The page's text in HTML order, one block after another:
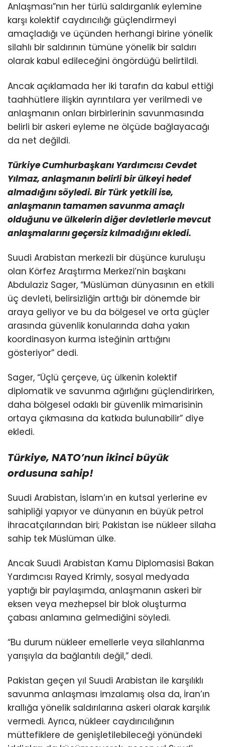
Anlaşması”nın her türlü saldırganlık eylemine
karşı kolektif caydırıcılığı güçlendirmeyi
amaçladığı ve üçünden herhangi birine yönelik
silahlı bir saldırının tümüne yönelik bir saldırı
olarak kabul edileceğini öngördüğü belirtildi.
Ancak açıklamada her iki tarafın da kabul ettiği
taahhütlere ilişkin ayrıntılara yer verilmedi ve
anlaşmanın onları birbirlerinin savunmasında
belirli bir askeri eyleme ne ölçüde bağlayacağı
da net değildi.
Türkiye Cumhurbaşkanı Yardımcısı Cevdet
Yılmaz, anlaşmanın belirli bir ülkeyi hedef
almadığını söyledi. Bir Türk yetkili ise,
anlaşmanın tamamen savunma amaçlı
olduğunu ve ülkelerin diğer devletlerle mevcut
anlaşmalarını geçersiz kılmadığını ekledi.
Suudi Arabistan merkezli bir düşünce kuruluşu
olan Körfez Araştırma Merkezi’nin başkanı
Abdulaziz Sager, “Müslüman dünyasının en etkili
üç devleti, belirsizliğin arttığı bir dönemde bir
araya geliyor ve bu da bölgesel ve orta güçler
arasında güvenlik konularında daha yakın
koordinasyon kurma isteğinin arttığını
gösteriyor” dedi.
Sager, “Üçlü çerçeve, üç ülkenin kolektif
diplomatik ve savunma ağırlığını güçlendirirken,
daha bölgesel odaklı bir güvenlik mimarisinin
ortaya çıkmasına da katkıda bulunabilir” diye
ekledi.
Türkiye, NATO’nunikinci büyük
ordusuna sahip!
Suudi Arabistan, İslam’ın en kutsal yerlerine ev
sahipliği yapıyor ve dünyanın en büyük petrol
ihracatçılarından biri; Pakistan ise nükleer silaha
sahip tek Müslüman ülke.
Ancak Suudi Arabistan Kamu Diplomasisi Bakan
Yardımcısı Rayed Krimly, sosyal medyada
yaptığı bir paylaşımda, anlaşmanın askeri bir
eksen veya mezhepsel bir blok oluşturma
çabası anlamına gelmediğini söyledi.
“Bu durum nükleer emellerle veya silahlanma
yarışıyla da bağlantılı değil,” dedi.
Pakistan geçen yıl Suudi Arabistan ile karşılıklı
savunma anlaşması imzalamış olsa da, İran’ın
krallığa yönelik saldırılarına askeri olarak karşılık
vermedi. Ayrıca, nükleer caydırıcılığının
müttefiklere de genişletilebileceği yönündeki